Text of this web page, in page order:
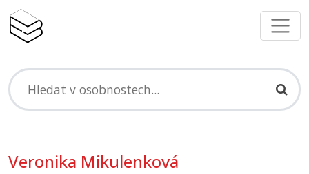
Veronika Mikulenková